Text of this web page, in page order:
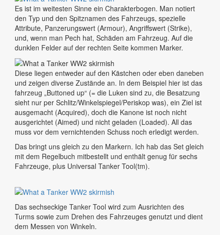
Es ist im weitesten Sinne ein Charakterbogen. Man notiert
den Typ und den Spitznamen des Fahrzeugs, spezielle
Attribute, Panzerungswert (Armour), Angriffswert (Strike),
und, wenn man Pech hat, Schäden am Fahrzeug. Auf die
dunklen Felder auf der rechten Seite kommen Marker.
Diese liegen entweder auf den Kästchen oder eben daneben
und zeigen diverse Zustände an. In dem Beispiel hier ist das
fahrzeug „Buttoned up“ (= die Luken sind zu, die Besatzung
sieht nur per Schlitz/Winkelspiegel/Periskop was), ein Ziel ist
ausgemacht (Acquired), doch die Kanone ist noch nicht
ausgerichtet (Aimed) und nicht geladen (Loaded). All das
muss vor dem vernichtenden Schuss noch erledigt werden.
Das bringt uns gleich zu den Markern. Ich hab das Set gleich
mit dem Regelbuch mitbestellt und enthält genug für sechs
Fahrzeuge, plus Universal Tanker Tool(tm).
Das sechseckige Tanker Tool wird zum Ausrichten des
Turms sowie zum Drehen des Fahrzeuges genutzt und dient
dem Messen von Winkeln.